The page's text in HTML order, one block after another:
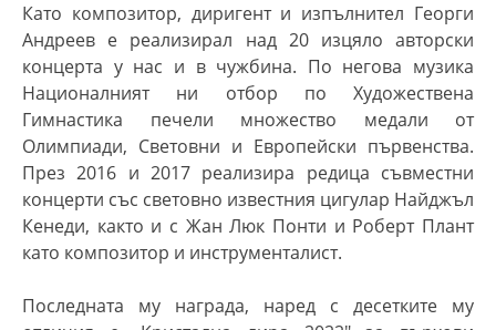
Като композитор, диригент и изпълнител Георги
Андреев е реализирал над 20 изцяло авторски
концерта у нас и в чужбина. По негова музика
Националният ни отбор по Художествена
Гимнастика печели множество медали от
Олимпиади, Световни и Европейски първенства.
През 2016 и 2017 реализира редица съвместни
концерти със световно известния цигулар Найджъл
Кенеди, както и с Жан Люк Понти и Роберт Плант
като композитор и инструменталист.
Последната му награда, наред с десетките му